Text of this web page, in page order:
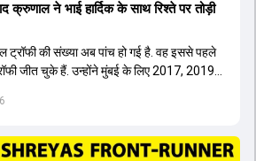
ने भाई हार्द‍िक के साथ र‍िश्ते पर तोड़ी
ट्रॉफी की संख्या अब पांच हो गई है. वह इससे पहले
जीत चुके हैं. उन्होंने मुंबई के लिए 2017, 2019